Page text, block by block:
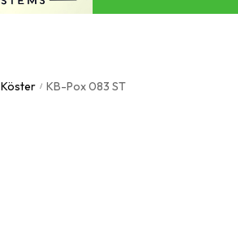
Köster / KB-Pox 083 ST